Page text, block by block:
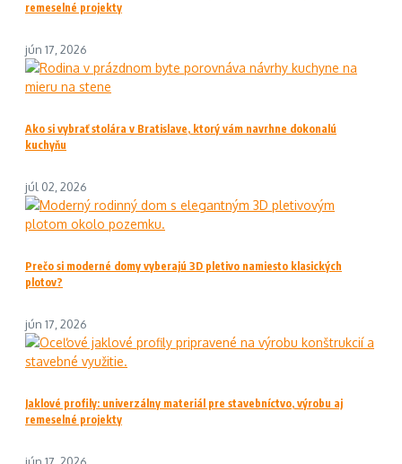
remeselné projekty
jún 17, 2026
Ako si vybrať stolára v Bratislave, ktorý vám navrhne dokonalú
kuchyňu
júl 02, 2026
Prečo si moderné domy vyberajú 3D pletivo namiesto klasických
plotov?
jún 17, 2026
Jaklové profily: univerzálny materiál pre stavebníctvo, výrobu aj
remeselné projekty